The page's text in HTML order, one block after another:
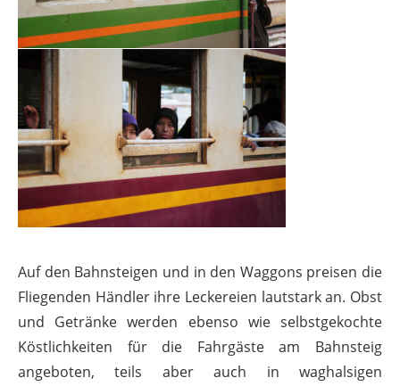
Auf den Bahnsteigen und in den Waggons preisen die
Fliegenden Händler ihre Leckereien lautstark an. Obst
und Getränke werden ebenso wie selbstgekochte
Köstlichkeiten für die Fahrgäste am Bahnsteig
angeboten, teils aber auch in waghalsigen